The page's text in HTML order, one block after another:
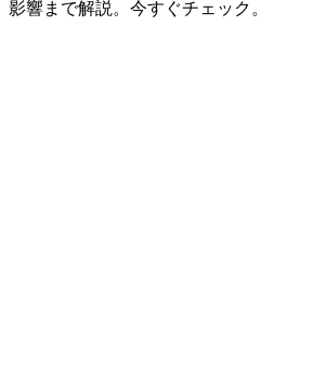
影響まで解説。今すぐチェック。